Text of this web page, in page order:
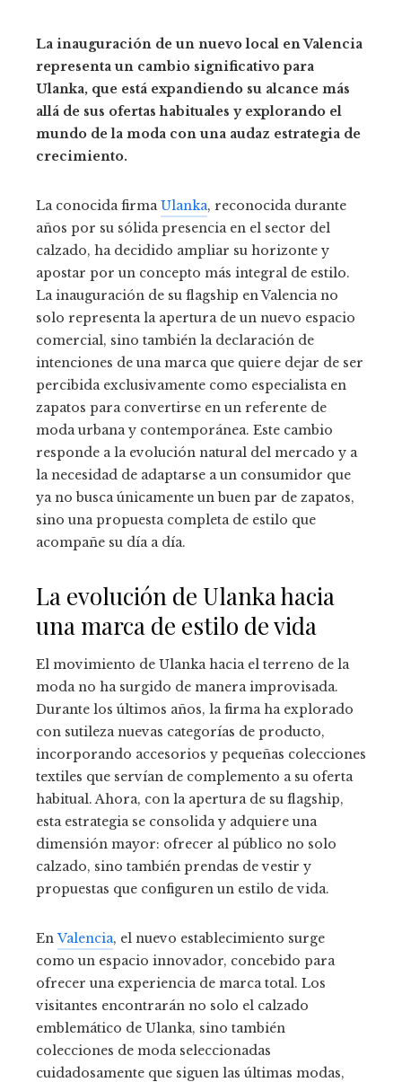
La inauguración de un nuevo local en Valencia
representa un cambio significativo para
Ulanka, que está expandiendo su alcance más
allá de sus ofertas habituales y explorando el
mundo de la moda con una audaz estrategia de
crecimiento.
La conocida firma Ulanka, reconocida durante
años por su sólida presencia en el sector del
calzado, ha decidido ampliar su horizonte y
apostar por un concepto más integral de estilo.
La inauguración de su flagship en Valencia no
solo representa la apertura de un nuevo espacio
comercial, sino también la declaración de
intenciones de una marca que quiere dejar de ser
percibida exclusivamente como especialista en
zapatos para convertirse en un referente de
moda urbana y contemporánea. Este cambio
responde a la evolución natural del mercado y a
la necesidad de adaptarse a un consumidor que
ya no busca únicamente un buen par de zapatos,
sino una propuesta completa de estilo que
acompañe su día a día.
La evolución de Ulanka hacia
una marca de estilo de vida
El movimiento de Ulanka hacia el terreno de la
moda no ha surgido de manera improvisada.
Durante los últimos años, la firma ha explorado
con sutileza nuevas categorías de producto,
incorporando accesorios y pequeñas colecciones
textiles que servían de complemento a su oferta
habitual. Ahora, con la apertura de su flagship,
esta estrategia se consolida y adquiere una
dimensión mayor: ofrecer al público no solo
calzado, sino también prendas de vestir y
propuestas que configuren un estilo de vida.
EnValencia, el nuevo establecimiento surge
como un espacio innovador, concebido para
ofrecer una experiencia de marca total. Los
visitantes encontrarán no solo el calzado
emblemático de Ulanka, sino también
colecciones de moda seleccionadas
cuidadosamente que siguen las últimas modas,